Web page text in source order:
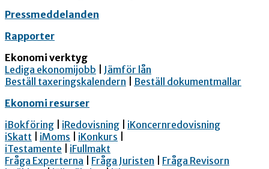
Pressmeddelanden
Rapporter
Ekonomi verktyg
Lediga ekonomijobb
Jämför lån
Beställ taxeringskalendern
Beställ dokumentmallar
Ekonomi resurser
iBokföring
iRedovisning
iKoncernredovisning
iSkatt
iMoms iKonkurs
iTestamente
iFullmakt
Fråga Experterna
Fråga Juristen
Fråga Revisorn